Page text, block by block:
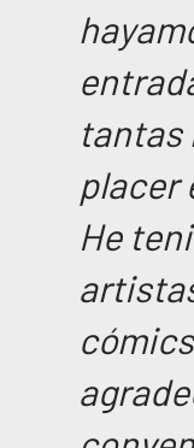
tantas
placer
He